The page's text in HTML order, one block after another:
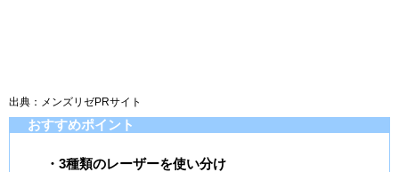
出典：メンズリゼPRサイト
おすすめポイント
・3種類のレーザーを使い分け